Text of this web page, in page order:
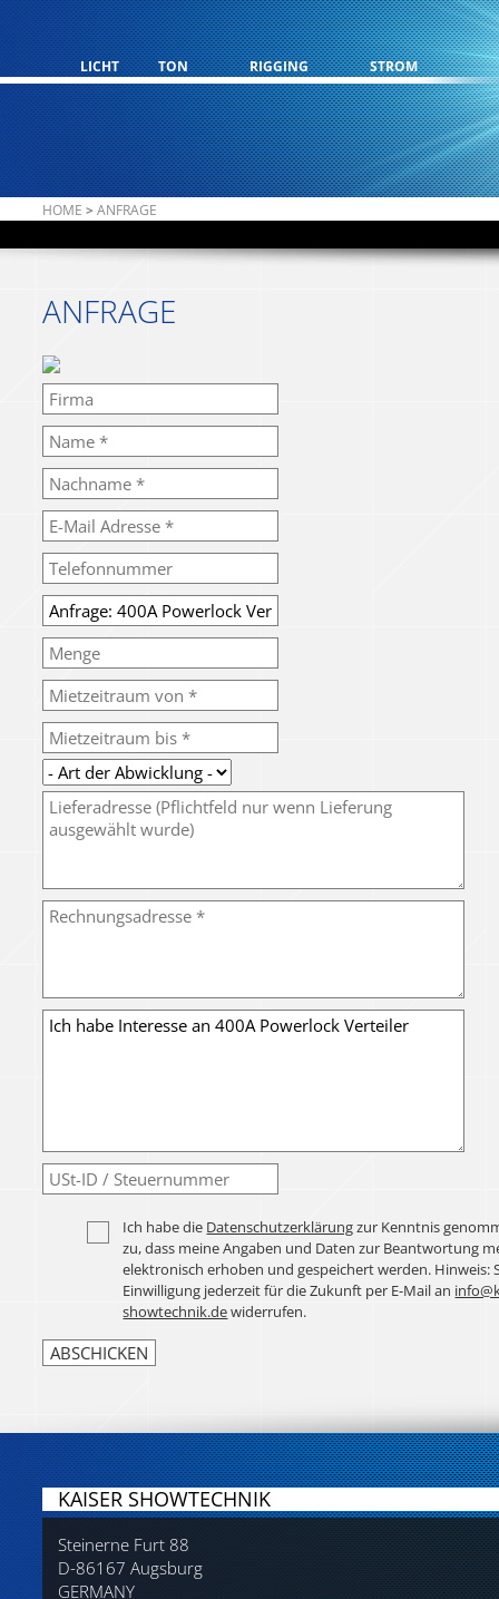
LICHT TON RIGGING STROM
HOME >ANFRAGE
ANFRAGE
Ich habe die Datenschutzerklärungzur Kenntnis
zu, dass meine Angaben und Daten zur Beantwortung
elektronisch erhoben und gespeichert werden. Hinweis:
Einwilligung jederzeit für die Zukunft per E-Mail an
showtechnik.dewiderrufen.
KAISER SHOWTECHNIK
Steinerne Furt 88
D-86167 Augsburg
GERMANY